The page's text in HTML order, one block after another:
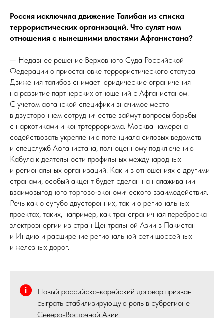
Россия исключила движение Талибан из списка
террористических организаций. Что сулят нам
отношения с нынешними властями Афганистана?
— Недавнее решение Верховного Суда Российской
Федерации о приостановке террористического статуса
Движения талибов снимает юридические ограничения
на развитие партнерских отношений с Афганистаном.
С учетом афганской специфики значимое место
в двустороннем сотрудничестве займут вопросы борьбы
с наркотиками и контртерроризма. Москва намерена
содействовать укреплению потенциала силовых ведомств
и спецслужб Афганистана, полноценному подключению
Кабула к деятельности профильных международных
и региональных организаций. Как и в отношениях с другими
странами, особый акцент будет сделан на налаживании
взаимовыгодного торгово-экономического взаимодействия.
Речь как о сугубо двусторонних, так и о региональных
проектах, таких, например, как трансграничная переброска
электроэнергии из стран Центральной Азии в Пакистан
и Индию и расширение региональной сети шоссейных
и железных дорог.
Новый российско-корейский договор призван
сыграть стабилизирующую роль в субрегионе
Северо-Восточной Азии